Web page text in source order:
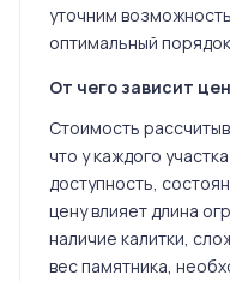
уточним
оптимальный
От чего зависит
Стоимость
что у каждого
доступность,
цену влияет длина
наличие калитки,
вес памятника,